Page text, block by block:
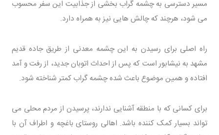
مسیر دسترسی به چشمه گراب بخشی از جذابیت این سفر محسوب
می شود، هرچند که چالش هایی نیز به همراه دارد.
راه اصلی برای رسیدن به این چشمه معدنی از طریق جاده قدیم
مشهد به نیشابور است که پس از احداث اتوبان جدید، از رفت و آمد
افتاده و همین موضوع باعث شده چشمه گراب کمتر شناخته شود.
برای کسانی که با منطقه آشنایی ندارند، پرسیدن از مردم محلی می
تواند بسیار کمک کننده باشد. اهالی روستای باغچه و اطراف آن با